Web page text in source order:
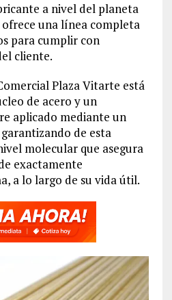
a nivel del planeta
una línea completa
para cumplir con
cliente.
Plaza Vitarte está
de acero y un
aplicado mediante un
de esta
molecular que asegura
exactamente
a lo largo de su vida útil.